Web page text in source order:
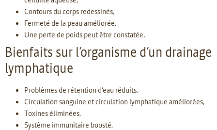
Contours du corps redessinés,
Fermeté de la peau améliorée,
Une perte de poids peut être constatée.
Bienfaits sur l’organisme d’un drainage
lymphatique
Problèmes de rétention d’eau réduits,
Circulation sanguine et circulation lymphatique améliorées,
Toxines éliminées,
Système immunitaire boosté,